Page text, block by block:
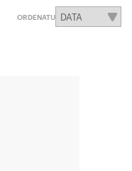
ORDENATU